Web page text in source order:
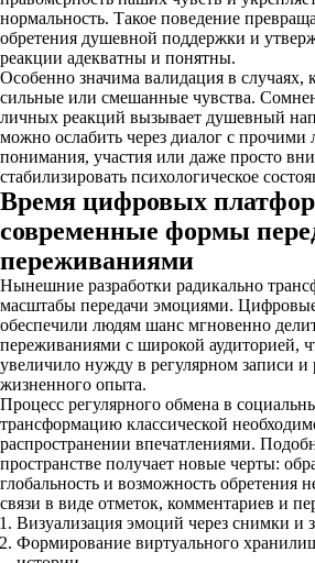
нормальность. Такое поведение
обретения душевной поддержки и
реакции адекватны и понятны.
Особенно значима валидация в
сильные или смешанные чувства.
личных реакций вызывает душевный
можно ослабить через диалог с
понимания, участия или даже просто
стабилизировать психологическое
Время цифровых
современные формы
переживаниями
Нынешние разработки радикально
масштабы передачи эмоциями.
обеспечили людям шанс мгновенно
переживаниями с широкой аудиторией,
увеличило нужду в регулярном записи и
жизненного опыта.
Процесс регулярного обмена в
трансформацию классической
распространении впечатлениями.
пространстве получает новые черты:
глобальность и возможность обретения
связи в виде отметок, комментариев и
Визуализация эмоций через снимки и
Формирование виртуального